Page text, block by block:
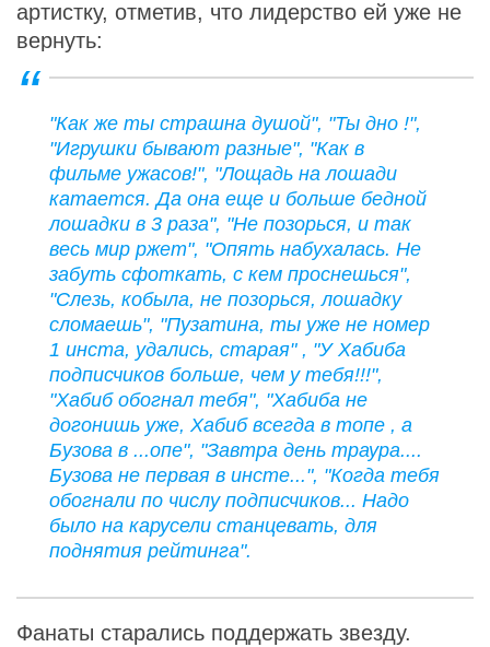
артистку, отметив, что лидерство ей уже не
вернуть:
"Как же ты страшна душой", "Ты дно !",
"Игрушки бывают разные", "Как в
фильме ужасов!", "Лощадь на лошади
катается. Да она еще и больше бедной
лошадки в 3 раза", "Не позорься, и так
весь мир ржет", "Опять набухалась. Не
забуть сфоткать, с кем проснешься",
"Слезь, кобыла, не позорься, лошадку
сломаешь", "Пузатина, ты уже не номер
1 инста, удались, старая" , "У Хабиба
подписчиков больше, чем у тебя!!!",
"Хабиб обогнал тебя", "Хабиба не
догонишь уже, Хабиб всегда в топе , а
Бузова в ...опе", "Завтра день траура....
Бузова не первая в инсте...", "Когда тебя
обогнали по числу подписчиков... Надо
было на карусели станцевать, для
поднятия рейтинга".
Фанаты старались поддержать звезду.